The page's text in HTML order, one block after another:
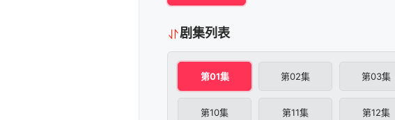
剧集列表
第01集 第02集 第03集
第10集 第11集 第12集